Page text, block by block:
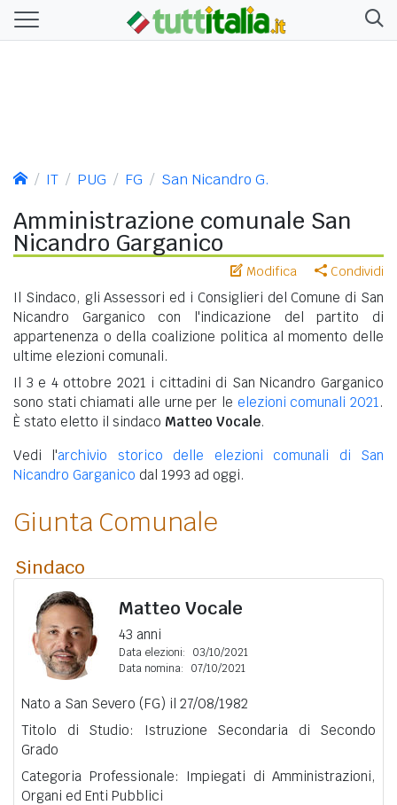
IT PUG FG San Nicandro G.
Amministrazione comunale San
Nicandro Garganico
Modifica Condividi
Il Sindaco, gli Assessori ed i Consiglieri del Comune di San
Nicandro Garganico con l'indicazione del partito di
appartenenza o della coalizione politica al momento delle
ultime elezioni comunali.
Il 3 e 4 ottobre 2021 i cittadini di San Nicandro Garganico
sono stati chiamati alle urne per le elezioni comunali 2021 .
È stato eletto il sindaco Matteo Vocale.
Vedi l'archivio storico delle elezioni comunali di San
Nicandro Garganico dal 1993 ad oggi.
Giunta Comunale
Sindaco
Matteo Vocale
43 anni
Data elezioni:
03/10/2021
Data nomina:
07/10/2021
Nato a San Severo (FG) il 27/08/1982
Titolo di Studio: Istruzione Secondaria di Secondo
Grado
Categoria Professionale: Impiegati di Amministrazioni,
Organi ed Enti Pubblici